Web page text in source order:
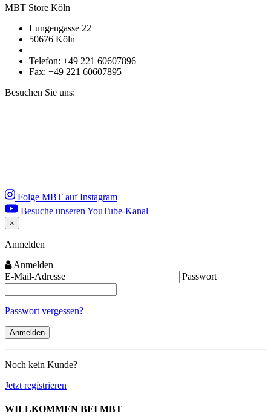
MBT Store Köln
Lungengasse 22
50676 Köln
Telefon: +49 221 60607896
Fax: +49 221 60607895
Besuchen Sie uns:
Folge MBT auf Instagram
Besuche unseren YouTube-Kanal
×
Close
Anmelden
Anmelden
E-Mail-Adresse
Passwort
Passwort vergessen?
Noch kein Kunde?
Jetzt registrieren
WILLKOMMEN BEI MBT